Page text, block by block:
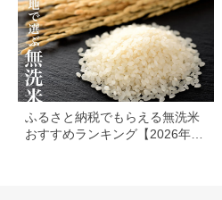
ふるさと納税でもらえる無洗米
おすすめランキング【2026年最